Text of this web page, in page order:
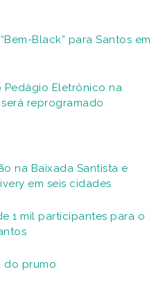
Black” para Santos em
Pedágio Eletrônico na
reprogramado
na Baixada Santista e
em seis cidades
1 mil participantes para o
do prumo